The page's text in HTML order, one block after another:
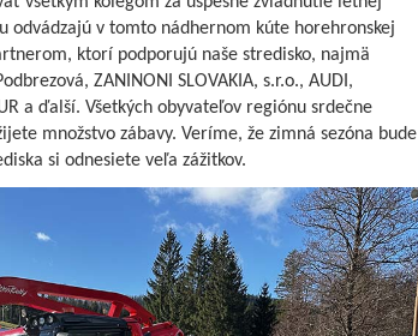
odvádzajú v tomto nádhernom kúte horehronskej
ktorí podporujú naše stredisko, najmä
ZANINONI SLOVAKIA, s.r.o., AUDI,
a ďalší. Všetkých obyvateľov regiónu srdečne
množstvo zábavy. Veríme, že zimná sezóna bude
si odnesiete veľa zážitkov.